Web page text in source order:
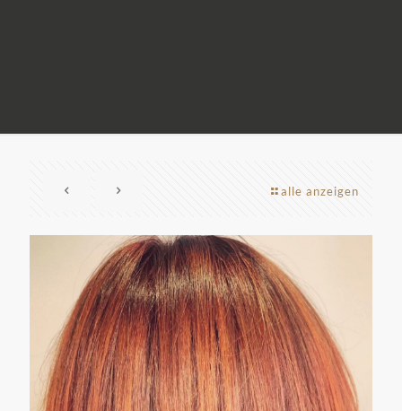
alle anzeigen